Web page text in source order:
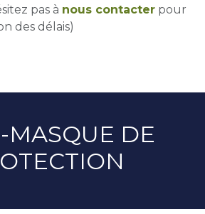
pas à nous contacter pour
des délais)
MASQUE DE